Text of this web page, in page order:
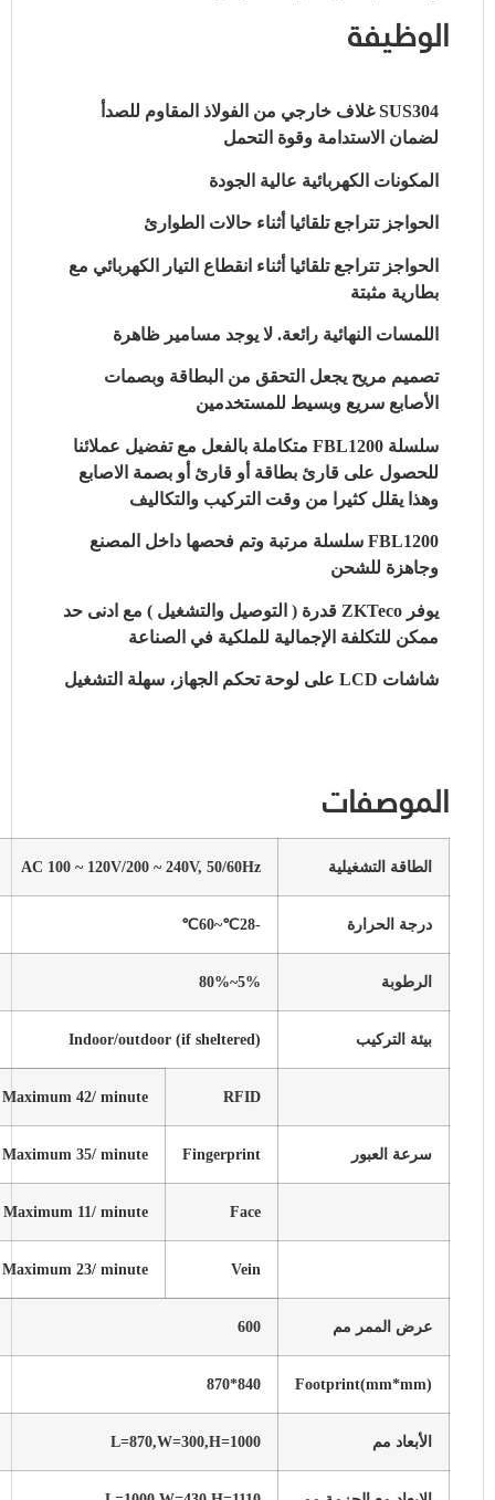
الوظيفة
SUS304 غلاف خارجي من الفولاذ المقاوم للصدأ
لضمان الاستدامة وقوة التحمل
المكونات الكهربائية عالية الجودة
الحواجز تتراجع تلقائيا أثناء حالات الطوارئ
الحواجز تتراجع تلقائيا أثناء انقطاع التيار الكهربائي مع
بطارية مثبتة
اللمسات النهائية رائعة. لا يوجد مسامير ظاهرة
تصميم مريح يجعل التحقق من البطاقة وبصمات
الأصابع سريع وبسيط للمستخدمين
سلسلة FBL1200 متكاملة بالفعل مع تفضيل عملائنا
للحصول على قارئ بطاقة أو قارئ أو بصمة الاصابع
وهذا يقلل كثيرا من وقت التركيب والتكاليف
FBL1200 سلسلة مرتبة وتم فحصها داخل المصنع
وجاهزة للشحن
يوفر ZKTeco قدرة ( التوصيل والتشغيل ) مع ادنى حد
ممكن للتكلفة الإجمالية للملكية في الصناعة
شاشات LCD على لوحة تحكم الجهاز، سهلة التشغيل
الموصفات
الطاقة التشغيلية AC 100 ~ 120V/200 ~ 240V, 50/60Hz
درجة الحرارة
الرطوبة 5%~80%
بيئة التركيب Indoor/outdoor (if sheltered)
RFID
Maximum 42/ minute
سرعة العبور Fingerprint
Maximum 35/ minute
Face
Maximum 11/ minute
Vein
Maximum 23/ minute
عرض الممر مم 600
Footprint(mm*mm)
840*870
الأبعاد مم L=870,W=300,H=1000